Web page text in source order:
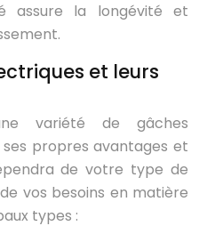
assure la longévité et
et leurs
variété de gâches
propres avantages et
de votre type de
vos besoins en matière
types :